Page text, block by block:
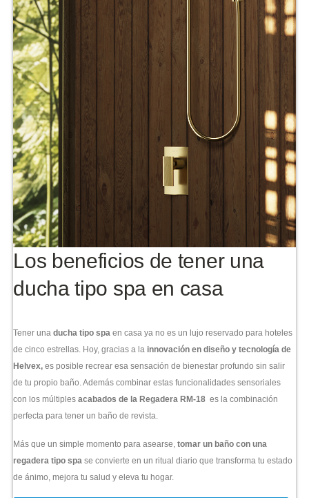
Los beneficios de tener una
ducha tipo spa en casa
Tener unaducha tipo spaen casa ya no es un lujo reservado para hoteles
de cinco estrellas. Hoy, gracias a la innovación en diseño y tecnología de
Helvex,es posible recrear esa sensación de bienestar profundo sin salir
de tu propio baño. Además combinar estas funcionalidades sensoriales
con los múltiplesacabados de la Regadera RM-18 es la combinación
perfecta para tener un baño de revista.
Más que un simple momento para asearse,tomar un baño con una
regadera tipo spa se convierte en un ritual diario que transforma tu estado
de ánimo, mejora tu salud y eleva tu hogar.